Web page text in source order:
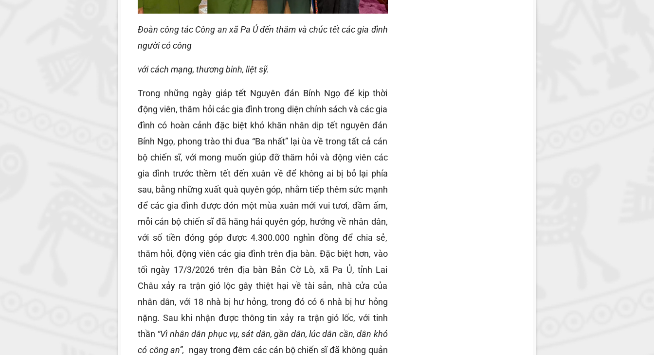
Đoàn công tác Công an xã Pa Ủ đến thăm và chúc tết các gia đình
người có công
với cách mạng, thương binh, liệt sỹ.
Trong những ngày giáp tết Nguyên đán Bính Ngọ để kịp thời
động viên, thăm hỏi các gia đình trong diện chính sách và các gia
đình có hoàn cảnh đặc biệt khó khăn nhân dịp tết nguyên đán
Bính Ngọ, phong trào thi đua “Ba nhất” lại ùa về trong tất cả cán
bộ chiến sĩ, với mong muốn giúp đỡ thăm hỏi và động viên các
gia đình trước thềm tết đến xuân về để không ai bị bỏ lại phía
sau, bằng những xuất quà quyên góp, nhằm tiếp thêm sức mạnh
để các gia đình được đón một mùa xuân mới vui tươi, đầm ấm,
mỗi cán bộ chiến sĩ đã hăng hái quyên góp, hướng về nhân dân,
với số tiền đóng góp được 4.300.000 nghìn đồng để chia sẻ,
thăm hỏi, động viên các gia đình trên địa bàn. Đặc biệt hơn, vào
tối ngày 17/3/2026 trên địa bàn Bản Cờ Lò, xã Pa Ủ, tỉnh Lai
Châu xảy ra trận gió lộc gây thiệt hại về tài sản, nhà cửa của
nhân dân, với 18 nhà bị hư hỏng, trong đó có 6 nhà bị hư hỏng
nặng. Sau khi nhận được thông tin xảy ra trận gió lốc, với tinh
thần “Vì nhân dân phục vụ, sát dân, gần dân, lúc dân cần, dân khó
có công an”, ngay trong đêm các cán bộ chiến sĩ đã không quản